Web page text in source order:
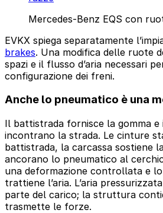
Mercedes-Benz EQS con
EVKX spiega separatamente
brakes. Una modifica delle ruote
spazi e il flusso d’aria necessari
configurazione dei freni.
Anche lo pneumatico è una
Il battistrada fornisce la gomma e
incontrano la strada. Le cinture
battistrada, la carcassa sostiene
ancorano lo pneumatico al
una deformazione controllata e
trattiene l’aria. L’aria
parte del carico; la struttura
trasmette le forze.